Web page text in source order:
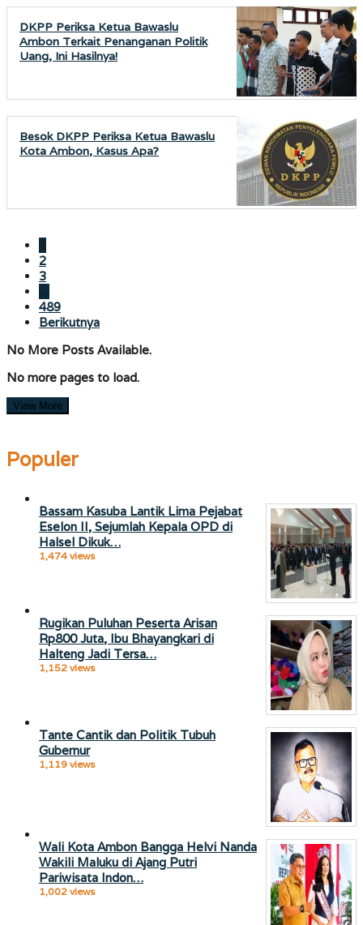
DKPP Periksa Ketua Bawaslu
Ambon Terkait Penanganan Politik
Uang, Ini Hasilnya!
Besok DKPP Periksa Ketua Bawaslu
Kota Ambon, Kasus Apa?
1
2
3
…
489
Berikutnya
No More Posts Available.
No more pages to load.
View More
Populer
Bassam Kasuba Lantik Lima Pejabat
Eselon II, Sejumlah Kepala OPD di
Halsel Dikuk…
1,474 views
Rugikan Puluhan Peserta Arisan
Rp800 Juta, Ibu Bhayangkari di
Halteng Jadi Tersa…
1,152 views
Tante Cantik dan Politik Tubuh
Gubernur
1,119 views
Wali Kota Ambon Bangga Helvi Nanda
Wakili Maluku di Ajang Putri
Pariwisata Indon…
1,002 views